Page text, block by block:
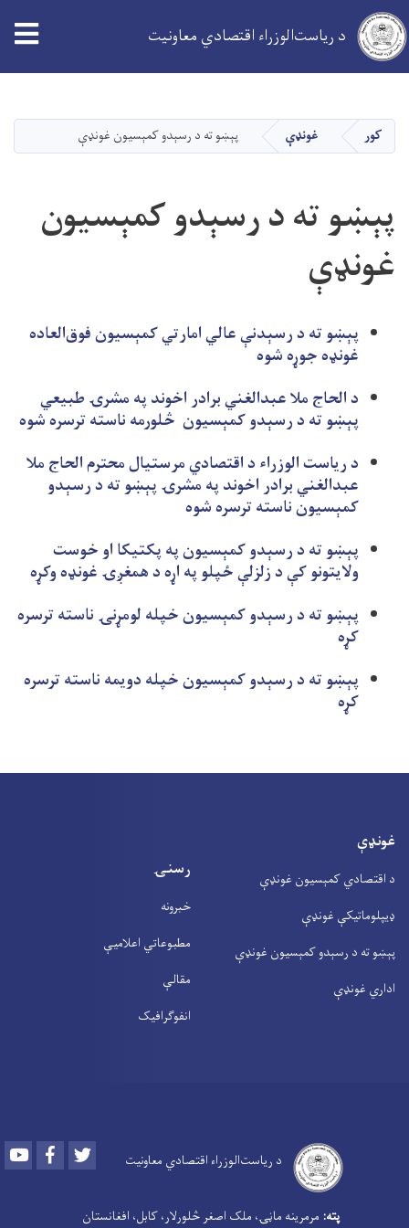
دانګل
د ریاست‌الوزراء اقتصادي معاونیت
کور غونډې پېښو ته د رسېدو کمېسیون غونډې
پېښو ته د رسېدو کمېسیون
غونډې
پېښو ته د رسېدنې عالي امارتي کمېسیون فوق‌العاده
غونډه جوړه شوه
د الحاج ملا عبدالغني برادر اخوند په مشرۍ طبیعي
پېښو ته د رسېدو کمېسیون څلورمه ناسته ترسره شوه
د ریاست الوزراء د اقتصادي مرستیال محترم الحاج ملا
عبدالغني برادر اخوند په مشرۍ پېښو ته د رسېدو
کمېسیون ناسته ترسره شوه
پېښو ته د رسېدو کمېسیون په پکتیکا او خوست
ولایتونو کې د زلزلې ځپلو په اړه د همغږۍ غونډه وکړه
پېښو ته د رسېدو کمېسیون خپله لومړنۍ ناسته ترسره
کړه
پېښو ته د رسېدو کمېسیون خپله دویمه ناسته ترسره
کړه
غونډې
د اقتصادي کمېسیون غونډې
ډیپلوماتیکې غونډې
پېښو ته د رسېدو کمېسیون غونډې
اداري غونډې
رسنۍ
خبرونه
مطبوعاتي اعلامیې
مقالې
انفوګرافیک
د ریاست‌الوزراء اقتصادي معاونیت Youtube Facebook
‍پته: مرمرینه ماڼۍ، ملک اصغر څلورلار، کابل، افغانستان